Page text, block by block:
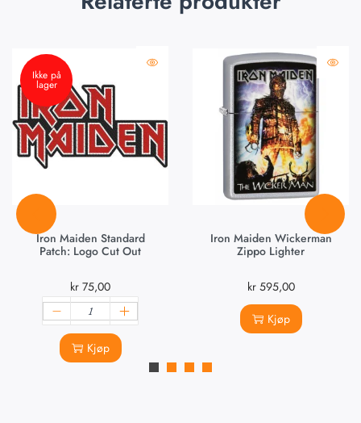
Ikke på
lager
Iron Maiden Standard
Patch: Logo Cut Out
kr 75,00
Kjøp
Iron Maiden Wickerman
Zippo Lighter
kr595,00
Kjøp